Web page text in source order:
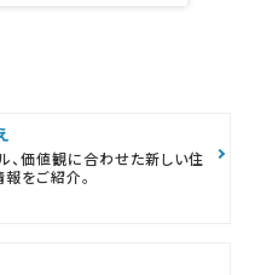
、価値観に合わせた新しい住
をご紹介。